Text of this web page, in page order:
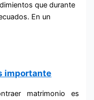
que durante
En un
importante
matrimonio es